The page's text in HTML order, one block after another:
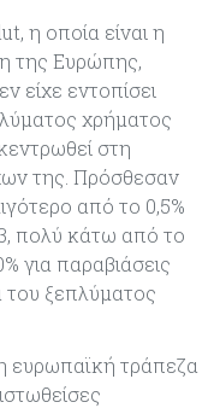
η οποία είναι η
της Ευρώπης,
είχε εντοπίσει
χρήματος
στη
της. Πρόσθεσαν
από το 0,5%
πολύ κάτω από το
για παραβιάσεις
του ξεπλύματος
ευρωπαϊκή τράπεζα